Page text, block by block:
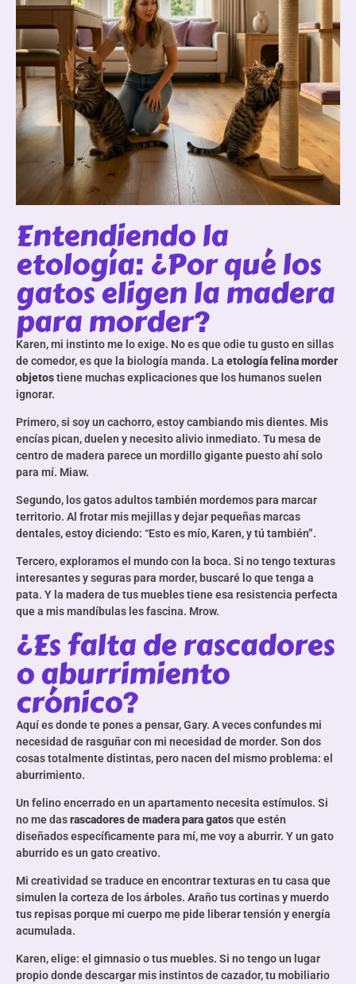
Entendiendo la
etología: ¿Por qué los
gatos eligen la madera
para morder?
Karen, mi instinto me lo exige. No es que odie tu gusto en sillas
de comedor, es que la biología manda. La etología felina morder
objetostiene muchas explicaciones que los humanos suelen
ignorar.
Primero, si soy un cachorro, estoy cambiando mis dientes. Mis
encías pican, duelen y necesito alivio inmediato. Tu mesa de
centro de madera parece un mordillo gigante puesto ahí solo
para mí. Miaw.
Segundo, los gatos adultos también mordemos para marcar
territorio. Al frotar mis mejillas y dejar pequeñas marcas
dentales, estoy diciendo: “Esto es mío, Karen, y tú también”.
Tercero, exploramos el mundo con la boca. Si no tengo texturas
interesantes y seguras para morder, buscaré lo que tenga a
pata. Y la madera de tus muebles tiene esa resistencia perfecta
que a mis mandíbulas les fascina. Mrow.
¿Es falta de rascadores
o aburrimiento
crónico?
Aquí es donde te pones a pensar, Gary. A veces confundes mi
necesidad de rasguñar con mi necesidad de morder. Son dos
cosas totalmente distintas, pero nacen del mismo problema: el
aburrimiento.
Un felino encerrado en un apartamento necesita estímulos. Si
no me dasrascadores de madera para gatosque estén
diseñados específicamente para mí, me voy a aburrir. Y un gato
aburrido es un gato creativo.
Mi creatividad se traduce en encontrar texturas en tu casa que
simulen la corteza de los árboles. Araño tus cortinas y muerdo
tus repisas porque mi cuerpo me pide liberar tensión y energía
acumulada.
Karen, elige: el gimnasio o tus muebles. Si no tengo un lugar
propio donde descargar mis instintos de cazador, tu mobiliario